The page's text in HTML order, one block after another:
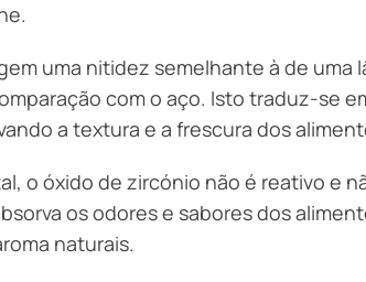
uma nitidez semelhante à de uma
com o aço. Isto traduz-se
a textura e a frescura dos
o óxido de zircónio não é reativo e
os odores e sabores dos
naturais.